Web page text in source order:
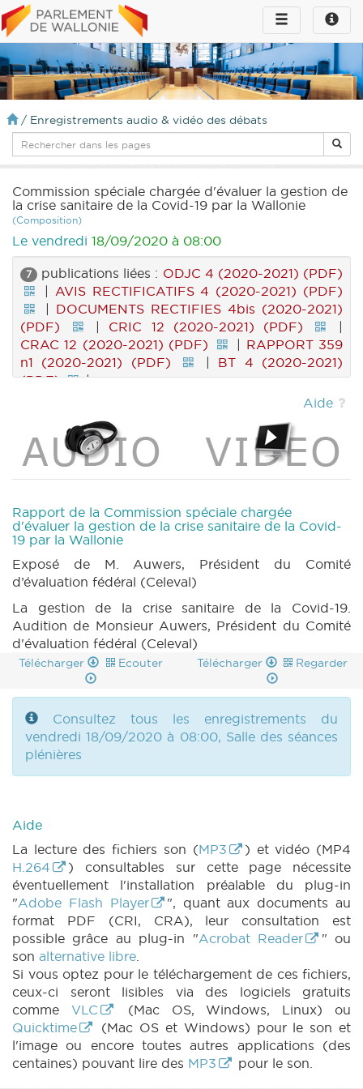
Toggle
infos
Toggle
navigation
/ Enregistrements audio & vidéo des débats
Commission spéciale chargée d'évaluer la gestion de
la crise sanitaire de la Covid-19 par la Wallonie
(Composition)
Le vendredi 18/09/2020 à 08:00
7 publications liées : ODJC 4 (2020-2021) (PDF)
| AVIS RECTIFICATIFS 4 (2020-2021) (PDF)
| DOCUMENTS RECTIFIES 4bis (2020-2021)
(PDF)
| CRIC 12 (2020-2021) (PDF)
|
CRAC 12 (2020-2021) (PDF)
| RAPPORT 359
n1 (2020-2021) (PDF)
| BT 4 (2020-2021)
(PDF)
|
Aide
Rapport de la Commission spéciale chargée
d'évaluer la gestion de la crise sanitaire de la Covid-
19 par la Wallonie
Exposé de M. Auwers, Président du Comité
d’évaluation fédéral (Celeval)
La gestion de la crise sanitaire de la Covid-19.
Audition de Monsieur Auwers, Président du Comité
d'évaluation fédéral (Celeval)
Télécharger Ecouter Télécharger Regarder
Consultez tous les enregistrements du
vendredi 18/09/2020 à 08:00, Salle des séances
plénières
Aide
La lecture des fichiers son (MP3
) et vidéo (MP4
H.264
) consultables sur cette page nécessite
éventuellement l'installation préalable du plug-in
"Adobe Flash Player
", quant aux documents au
format PDF (CRI, CRA), leur consultation est
possible grâce au plug-in "Acrobat Reader
" ou
son alternative libre.
Si vous optez pour le téléchargement de ces fichiers,
ceux-ci seront lisibles via des logiciels gratuits
comme VLC
(Mac OS, Windows, Linux) ou
Quicktime
(Mac OS et Windows) pour le son et
l'image ou encore toutes autres applications (des
centaines) pouvant lire des MP3 pour le son.